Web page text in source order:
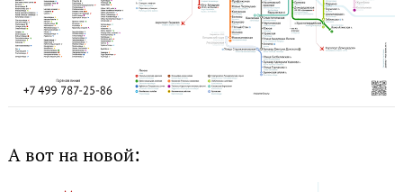
А вот на новой: